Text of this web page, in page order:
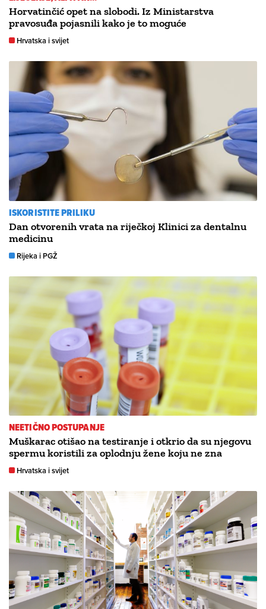
Horvatinčić opet na slobodi. Iz Ministarstva
pravosuđa pojasnili kako je to moguće
Hrvatska i svijet
ISKORISTITE PRILIKU
Dan otvorenih vrata na riječkoj Klinici za dentalnu
medicinu
Rijeka i PGŽ
NEETIČNO POSTUPANJE
Muškarac otišao na testiranje i otkrio da su njegovu
spermu koristili za oplodnju žene koju ne zna
Hrvatska i svijet